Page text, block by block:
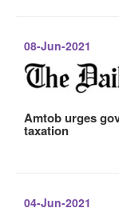
08-Jun-2021
Amtob urges
taxation
04-Jun-2021